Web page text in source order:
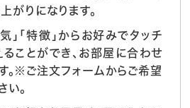
がりになります。
」「特徴」からお好みでタッチ
ことができ、お部屋に合わせ
。※ご注文フォームからご希望
い。